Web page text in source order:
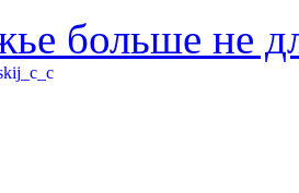
больше не